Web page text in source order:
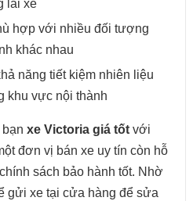
lái xe
hợp với nhiều đối tượng
khác nhau
năng tiết kiệm nhiên liệu
khu vực nội thành
xe Victoria giá tốt với
đơn vị bán xe uy tín còn hỗ
sách bảo hành tốt. Nhờ
gửi xe tại cửa hàng để sửa